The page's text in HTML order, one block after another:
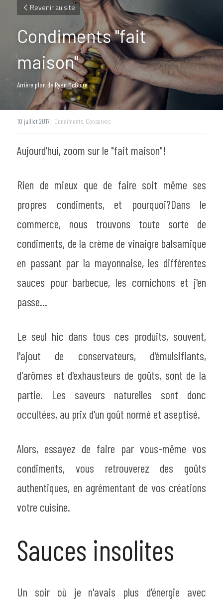
Revenir au site
Condiments "fait
maison"
Arrière plan de Ryan McGuire
10 juillet 2017 · Condiments, Conserves
Aujourd'hui, zoom sur le "fait maison"!
Rien de mieux que de faire soit même ses
propres condiments, et pourquoi?Dans le
commerce, nous trouvons toute sorte de
condiments, de la crème de vinaigre balsamique
en passant par la mayonnaise, les différentes
sauces pour barbecue, les cornichons et j'en
passe...
Le seul hic dans tous ces produits, souvent,
l'ajout de conservateurs, d'émulsifiants,
d'arômes et d'exhausteurs de goûts, sont de la
partie. Les saveurs naturelles sont donc
occultées, au prix d'un goût normé et aseptisé.
Alors, essayez de faire par vous-même vos
condiments, vous retrouverez des goûts
authentiques, en agrémentant de vos créations
votre cuisine.
Sauces insolites
Un soir où je n'avais plus d'énergie avec